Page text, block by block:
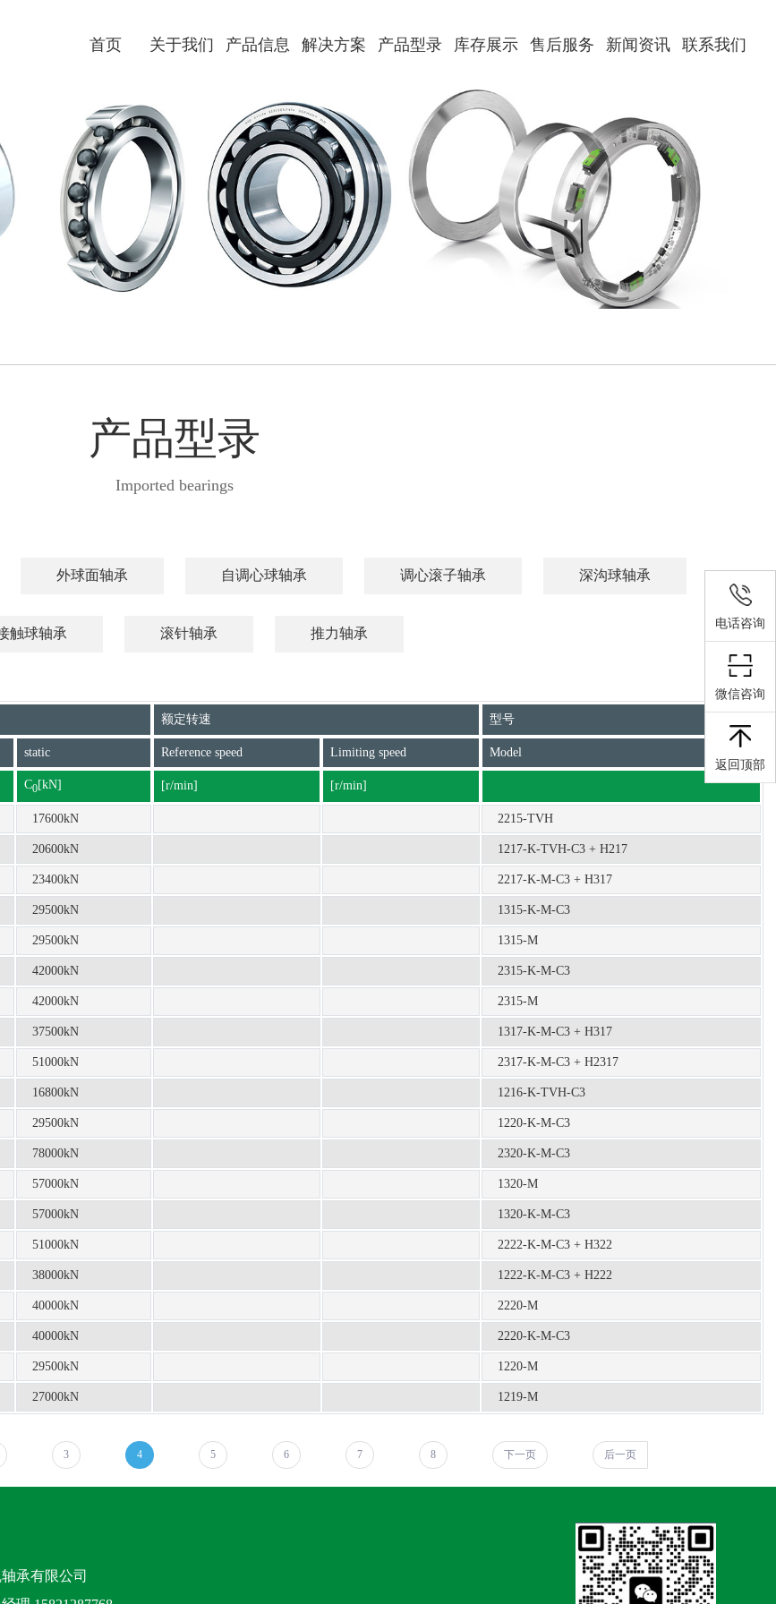
首页 关于我们 产品信息 解决方案 产品型录 库存展示 售后服务 新闻资讯 联系我们
产品型录
Imported bearings
外球面轴承 自调心球轴承 调心滚子轴承 深沟球轴承
触球轴承 滚针轴承 推力轴承
额定转速 型号
static Reference speed Limiting speed Model
C0[kN] [r/min] [r/min]
17600kN 2215-TVH
20600kN 1217-K-TVH-C3 + H217
23400kN 2217-K-M-C3 + H317
29500kN 1315-K-M-C3
29500kN 1315-M
42000kN 2315-K-M-C3
42000kN 2315-M
37500kN 1317-K-M-C3 + H317
51000kN 2317-K-M-C3 + H2317
16800kN 1216-K-TVH-C3
29500kN 1220-K-M-C3
78000kN 2320-K-M-C3
57000kN 1320-M
57000kN 1320-K-M-C3
51000kN 2222-K-M-C3 + H322
38000kN 1222-K-M-C3 + H222
40000kN 2220-M
40000kN 2220-K-M-C3
29500kN 1220-M
27000kN 1219-M
3 4 5 6 7 8 下一页 后一页
轴承有限公司
电话咨询
微信咨询
返回顶部